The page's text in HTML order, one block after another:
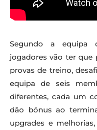
Segundo a equipa
jogadores vão ter que
provas de treino,
equipa de seis
diferentes, cada um
dão bónus ao
upgrades e